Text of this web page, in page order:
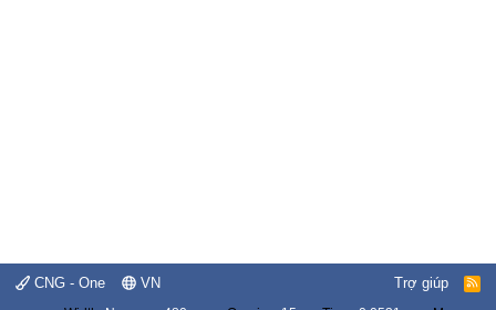
CNG - One VN Trợ giúp
R